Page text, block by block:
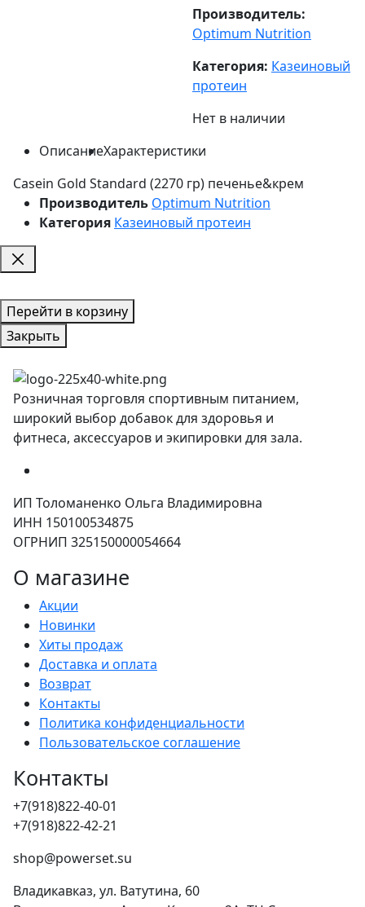
Производитель:
Optimum Nutrition
Категория: Казеиновый
протеин
Нет в наличии
ОписаниеХарактеристики
Casein Gold Standard (2270 гр) печенье&крем
Производитель Optimum Nutrition
Категория Казеиновый протеин
Перейти в корзину
Закрыть
Розничная торговля спортивным питанием,
широкий выбор добавок для здоровья и
фитнеса, аксессуаров и экипировки для зала.
ИП Толоманенко Ольга Владимировна
ИНН 150100534875
ОГРНИП 325150000054664
О магазине
Акции
Новинки
Хиты продаж
Доставка и оплата
Возврат
Контакты
Политика конфиденциальности
Пользовательское соглашение
Контакты
+7(918)822-40-01
+7(918)822-42-21
shop@powerset.su
Владикавказ, ул. Ватутина, 60